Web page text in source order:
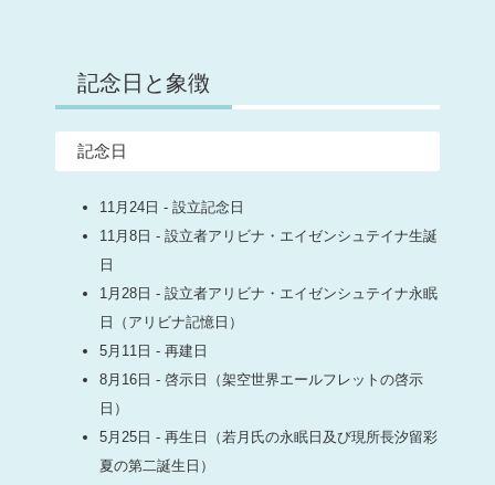
記念日と象徴
記念日
11月24日 - 設立記念日
11月8日 - 設立者アリビナ・エイゼンシュテイナ生誕
日
1月28日 - 設立者アリビナ・エイゼンシュテイナ永眠
日（アリビナ記憶日）
5月11日 - 再建日
8月16日 - 啓示日（架空世界エールフレットの啓示
日）
5月25日 - 再生日（若月氏の永眠日及び現所長汐留彩
夏の第二誕生日）